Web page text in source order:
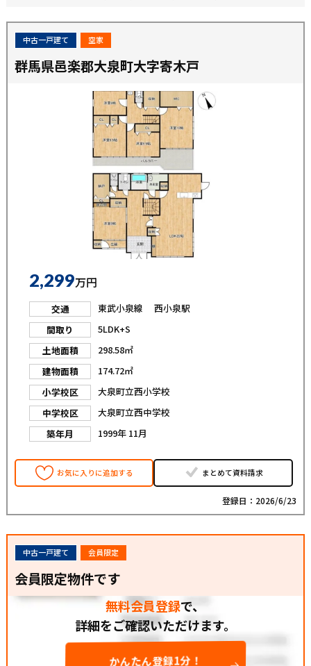
中古一戸建て 空家
群馬県邑楽郡大泉町大字寄木戸
2,299万円
交通
東武小泉線 西小泉駅
間取り
5LDK+S
土地面積
298.58㎡
建物面積
174.72㎡
小学校区
大泉町立西小学校
中学校区
大泉町立西中学校
築年月
1999年 11月
お気に入りに追加する まとめて資料請求
登録日：2026/6/23
中古一戸建て 会員限定
会員限定物件です
無料会員登録で、
詳細をご確認いただけます。
かんたん登録1分！